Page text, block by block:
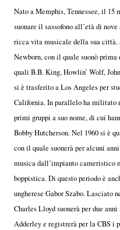
Nato a Memphis, Tennessee, il 15
suonare il sassofono all’età di
ricca vita musicale della sua città.
Newborn, con il quale suonò
quali B.B. King, Howlin’ Wolf,
si è trasferito a Los Angeles per
California. In parallelo ha militato
primi gruppi a suo nome, di cui
Bobby Hutcherson. Nel 1960 si è
con il quale suonerà per alcuni
musica dall’impianto cameristico
boppistica. Di questo periodo è
ungherese Gabor Szabo. Lasciato
Charles Lloyd suonerà per due
Adderley e registrerà per la CBS i